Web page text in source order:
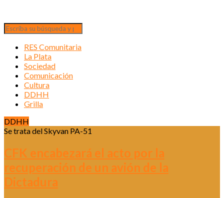
RES Comunitaria
La Plata
Sociedad
Comunicación
Cultura
DDHH
Grilla
DDHH
Se trata del Skyvan PA-51
CFK encabezará el acto por la
recuperación de un avión de la
Dictadura